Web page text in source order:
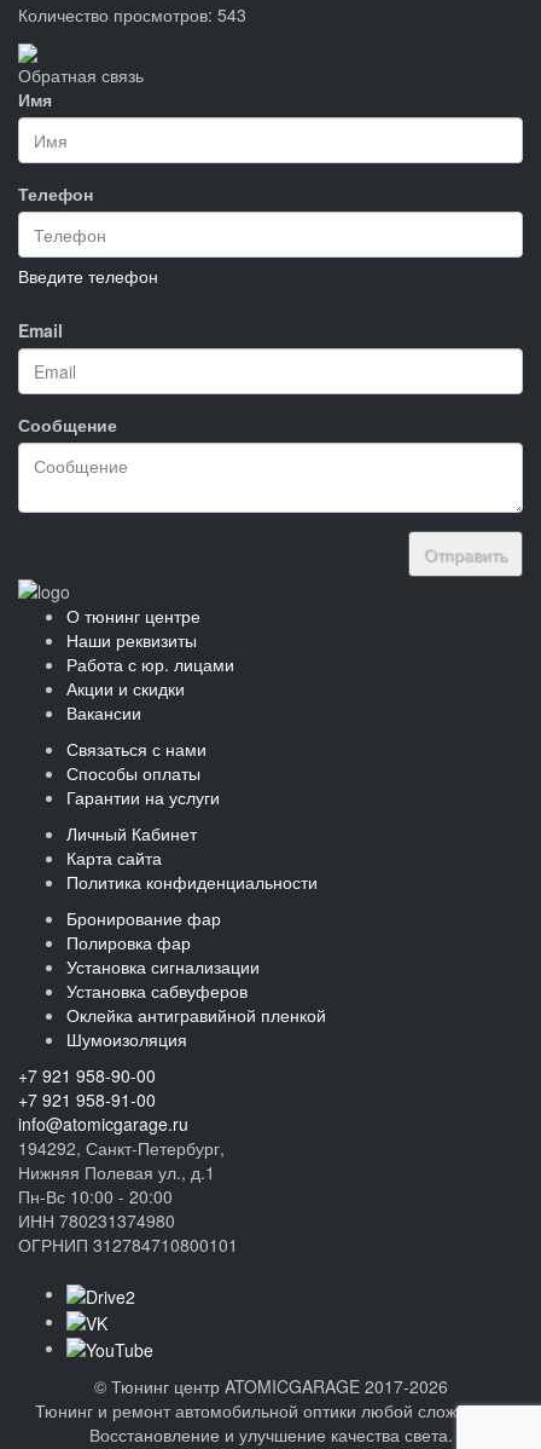
Количество просмотров: 543
Обратная связь
Имя
Телефон
Введите телефон
Email
Сообщение
Отправить
О тюнинг центре
Наши реквизиты
Работа с юр. лицами
Акции и скидки
Вакансии
Связаться с нами
Способы оплаты
Гарантии на услуги
Личный Кабинет
Карта сайта
Политика конфиденциальности
Бронирование фар
Полировка фар
Установка сигнализации
Установка сабвуферов
Оклейка антигравийной пленкой
Шумоизоляция
+7 921 958-90-00
+7 921 958-91-00
info@atomicgarage.ru
194292, Санкт-Петербург,
Нижняя Полевая ул., д.1
Пн-Вс 10:00 - 20:00
ИНН 780231374980
ОГРНИП 312784710800101
© Тюнинг центр ATOMICGARAGE 2017-2026
Тюнинг и ремонт автомобильной оптики любой сложности.
Восстановление и улучшение качества света.